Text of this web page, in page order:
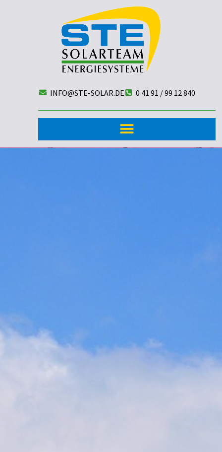
INFO@STE-SOLAR.DE 0 41 91 / 99 12 840